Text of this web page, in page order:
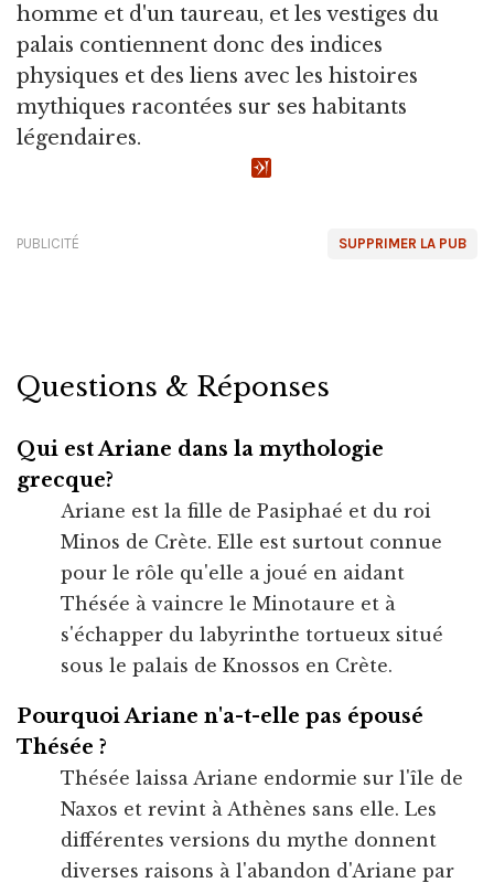
homme et d'un taureau, et les vestiges du
palais contiennent donc des indices
physiques et des liens avec les histoires
mythiques racontées sur ses habitants
légendaires.
SUPPRIMER LA PUB
PUBLICITÉ
Questions & Réponses
Qui est Ariane dans la mythologie
grecque?
Ariane est la fille de Pasiphaé et du roi
Minos de Crète. Elle est surtout connue
pour le rôle qu'elle a joué en aidant
Thésée à vaincre le Minotaure et à
s'échapper du labyrinthe tortueux situé
sous le palais de Knossos en Crète.
Pourquoi Ariane n'a-t-elle pas épousé
Thésée ?
Thésée laissa Ariane endormie sur l'île de
Naxos et revint à Athènes sans elle. Les
différentes versions du mythe donnent
diverses raisons à l'abandon d'Ariane par